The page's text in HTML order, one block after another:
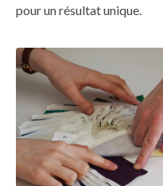
pour un résultat unique.